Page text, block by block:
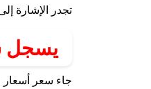
تجدر الإشارة إلى أن
يسجل
جاء سعر أسعار